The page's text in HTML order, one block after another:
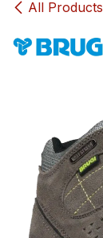
All Products